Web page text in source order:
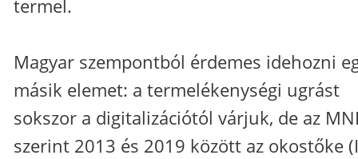
termel.
Magyar szempontból érdemes idehozni
másik elemet: a termelékenységi ugrást
sokszor a digitalizációtól várjuk, de az
szerint 2013 és 2019 között az okostőke